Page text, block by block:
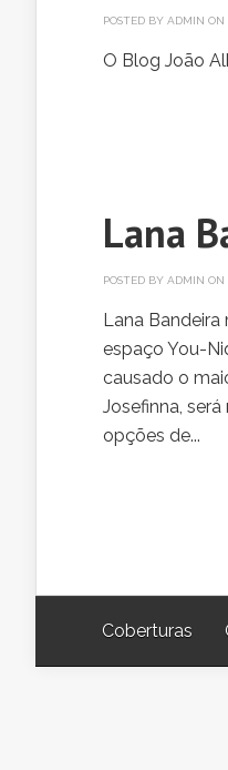
POSTED BY ADMIN ON
O Blog João
Lana
POSTED BY ADMIN ON
Lana
espaço You-
causado o
Josefinna,
opções de...
Coberturas